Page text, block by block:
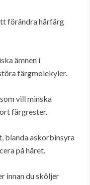
förändra hårfärg
ämnen i
färgmolekyler.
vill minska
färgrester.
blanda askorbinsyra
på håret.
innan du sköljer